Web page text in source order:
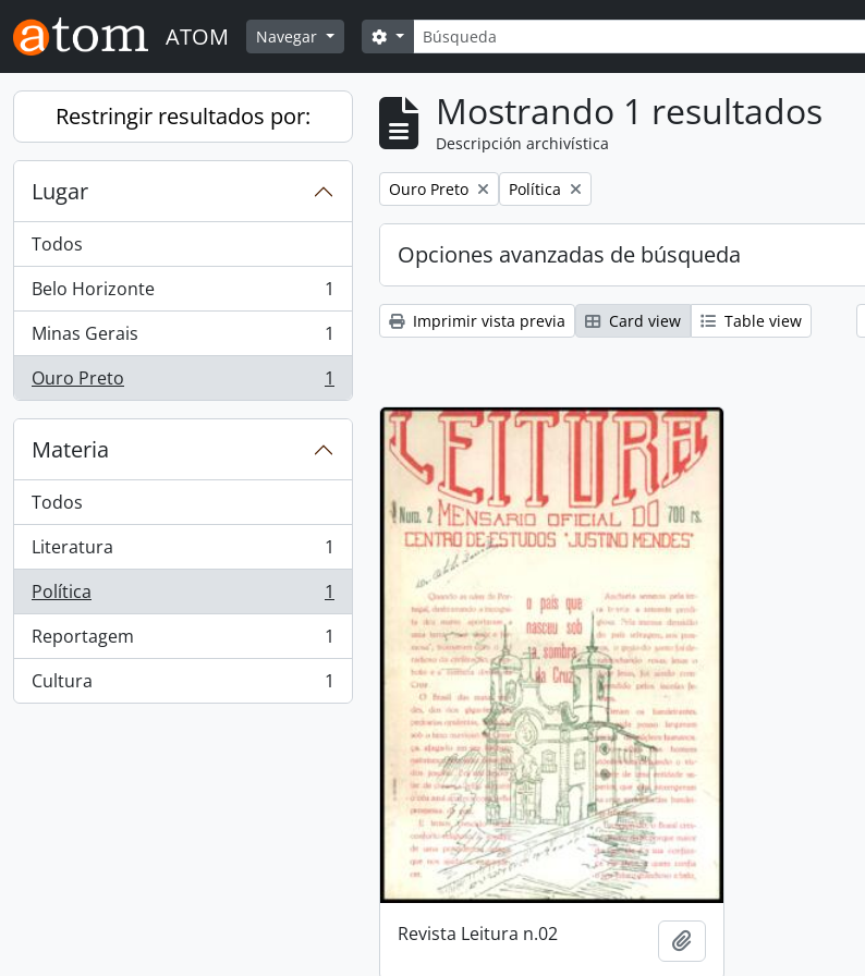
Skip to main content
ATOM Navegar Búsqueda
Search options
Restringir resultados por:
Lugar
Todos
Belo Horizonte
, 1 resultados
1
Minas Gerais
, 1 resultados
1
Ouro Preto
, 1 resultados 1
Materia
Todos
Literatura
, 1 resultados
1
Política
, 1 resultados
1
Reportagem
, 1 resultados
1
Cultura
, 1 resultados 1
Mostrando 1 resultados
Descripción archivística
Remove filter:
Ouro Preto Remove filter:
Política
Opciones avanzadas de búsqueda
Imprimir vista previa Card view Table view
Revista Leitura n.02